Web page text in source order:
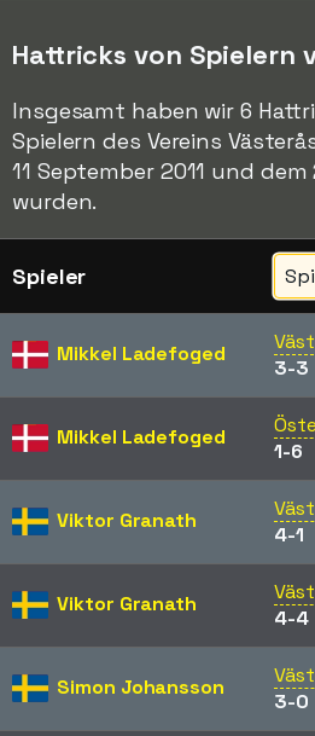
Hattricks von Spielern
Insgesamt haben wir 6
Spielern des Vereins
11 September 2011 und
wurden.
Spieler
Mikkel Ladefoged
3-3
Mikkel Ladefoged
1-6
Viktor Granath
4-1
Viktor Granath
4-4
Simon Johansson
3-0